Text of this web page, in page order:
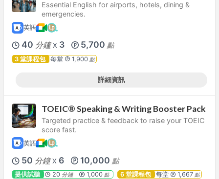
Essential English for airports, hotels, dining &
emergencies.
英語
40 分鐘 X 3 5,700 點
3 堂課程包 每堂 1,900 點
詳細資訊
TOEIC® Speaking & Writing Booster Pack
Targeted practice & feedback to raise your TOEIC
score fast.
英語
50 分鐘 X 6 10,000 點
提供試聽 20 分鐘 1,000點 6 堂課程包 每堂 1,667點